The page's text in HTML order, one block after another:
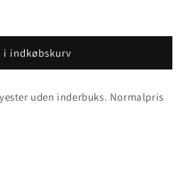
i indkøbskurv
uden inderbuks. Normalpris